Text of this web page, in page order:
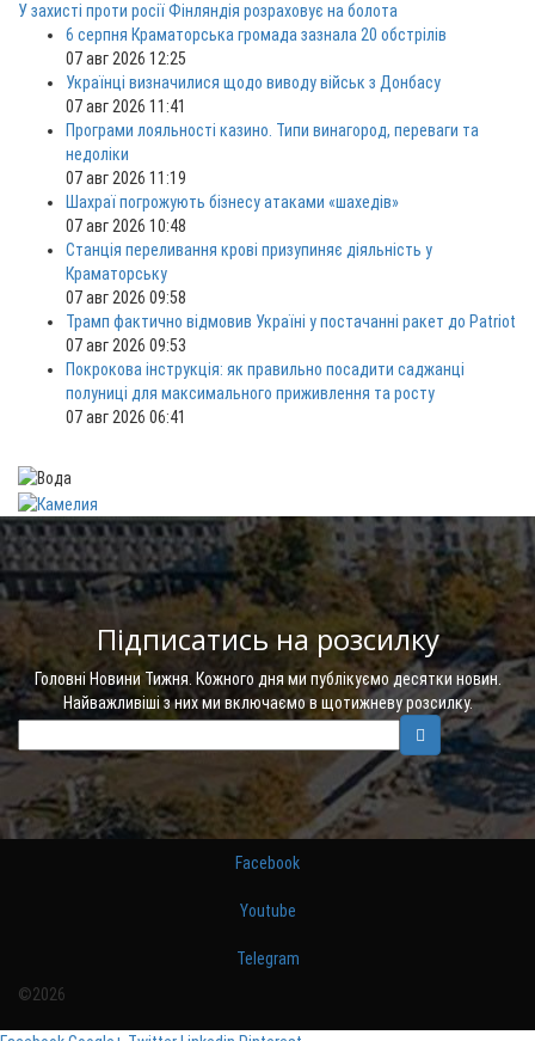
У захисті проти росії Фінляндія розраховує на болота
6 серпня Краматорська громада зазнала 20 обстрілів
07 авг 2026 12:25
Українці визначилися щодо виводу військ з Донбасу
07 авг 2026 11:41
Програми лояльності казино. Типи винагород, переваги та
недоліки
07 авг 2026 11:19
Шахраї погрожують бізнесу атаками «шахедів»
07 авг 2026 10:48
Станція переливання крові призупиняє діяльність у
Краматорську
07 авг 2026 09:58
Трамп фактично відмовив Україні у постачанні ракет до Patriot
07 авг 2026 09:53
Покрокова інструкція: як правильно посадити саджанці
полуниці для максимального приживлення та росту
07 авг 2026 06:41
Підписатись на розсилку
Головні Новини Тижня. Кожного дня ми публікуємо десятки новин.
Найважливіші з них ми включаємо в щотижневу розсилку.
Facebook
Youtube
Telegram
©2026